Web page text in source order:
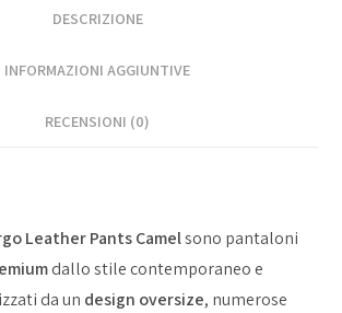
DESCRIZIONE
INFORMAZIONI AGGIUNTIVE
RECENSIONI (0)
Leather Pants Camelsono pantaloni
dallo stile contemporaneo e
da un design oversize, numerose